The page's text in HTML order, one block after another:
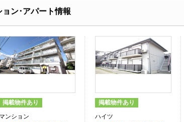
ン･アパート情報
掲載物件あり
マンション
掲載物件あり
ハイツ